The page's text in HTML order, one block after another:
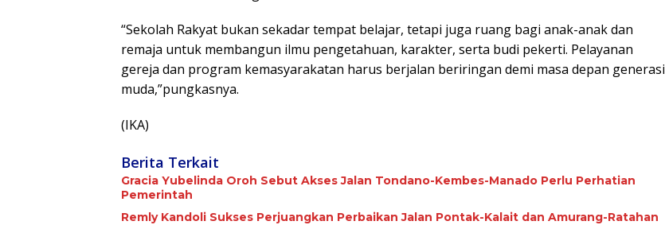
“Sekolah Rakyat bukan sekadar tempat belajar, tetapi juga ruang bagi anak-anak dan
remaja untuk membangun ilmu pengetahuan, karakter, serta budi pekerti. Pelayanan
gereja dan program kemasyarakatan harus berjalan beriringan demi masa depan generasi
muda,”pungkasnya.
(IKA)
Berita Terkait
Gracia Yubelinda Oroh Sebut Akses Jalan Tondano-Kembes-Manado Perlu Perhatian
Pemerintah
Remly Kandoli Sukses Perjuangkan Perbaikan Jalan Pontak-Kalait dan Amurang-Ratahan